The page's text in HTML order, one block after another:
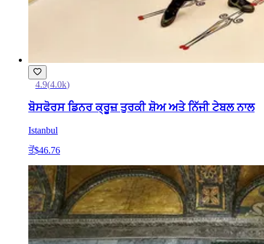
4.9(4.0k)
ਬੋਸਫੋਰਸ ਡਿਨਰ ਕ੍ਰੂਜ਼ ਤੁਰਕੀ ਸ਼ੋਅ ਅਤੇ ਨਿੱਜੀ ਟੇਬਲ ਨਾਲ
Istanbul
ਤੋਂ$46.76